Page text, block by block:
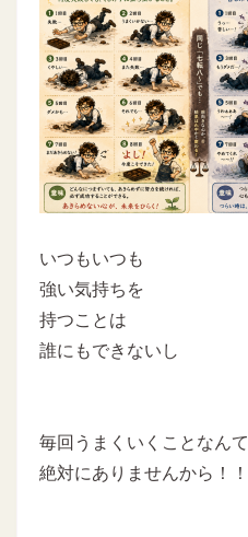
いつもいつも
強い気持ちを
持つことは
誰にもできないし
毎回うまくいくことなんて
絶対にありませんから！！